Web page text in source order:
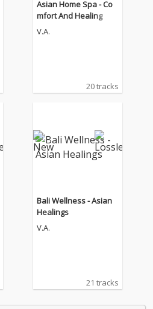
Asian Home Spa - Co
mfort And Healing
V.A.
20 tracks
Bali Wellness - Asian
Healings
V.A.
21 tracks